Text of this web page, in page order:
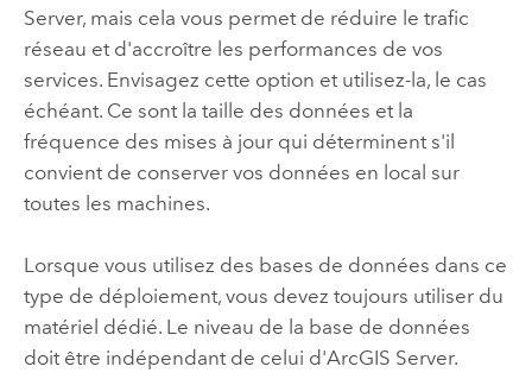
Server, mais cela vous permet de réduire le trafic
réseau et d'accroître les performances de vos
services. Envisagez cette option et utilisez-la, le cas
échéant. Ce sont la taille des données et la
fréquence des mises à jour qui déterminent s'il
convient de conserver vos données en local sur
toutes les machines.
Lorsque vous utilisez des bases de données dans ce
type de déploiement, vous devez toujours utiliser du
matériel dédié. Le niveau de la base de données
doit être indépendant de celui d'ArcGIS Server.